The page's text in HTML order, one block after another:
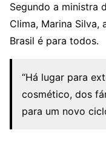
Segundo a ministra
Clima, Marina Silva,
Brasil é para todos.
“Há lugar para
cosmético, dos
para um novo